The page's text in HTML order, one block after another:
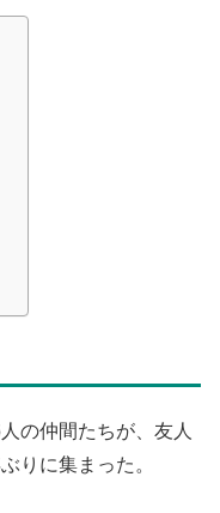
の仲間たちが、友人
りに集まった。